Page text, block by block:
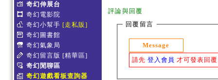
奇幻伸展台
奇幻電影院
奇幻小幫手 [走私販]
奇幻圖書館
奇幻氣象局
奇幻留言版 [精華區]
奇幻閒聊區
奇幻遊戲看板查詢器
評論與回覆
回覆留言
Message
請先 登入會員 才可發表回